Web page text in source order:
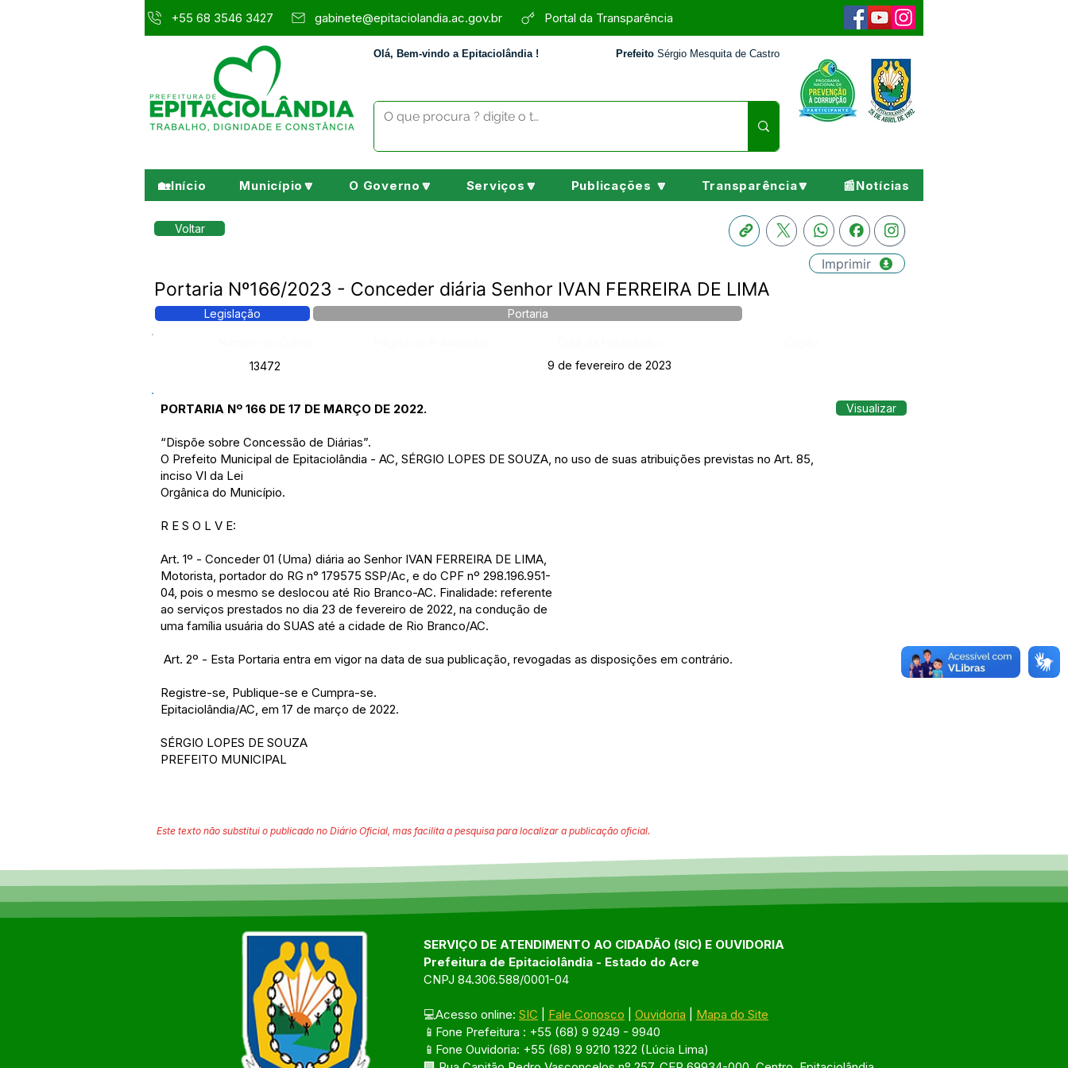
+55 68 3546 3427 gabinete@epitaciolandia.ac.gov.br Portal da Transparência
Olá, Bem-vindo a Epitaciolândia ! Prefeito Sérgio Mesquita de Castro
🏡Início Município🔽 O Governo🔽 Serviços🔽 Publicações 🔽 Transparência🔽 📰Notícias
Voltar
Imprimir
Portaria Nº166/2023 - Conceder diária Senhor IVAN FERREIRA DE LIMA
Legislação Portaria
13472
9 de fevereiro de 2023
PORTARIA Nº 166 DE 17 DE MARÇO DE 2022.
“Dispõe sobre Concessão de Diárias”.
O Prefeito Municipal de Epitaciolândia - AC, SÉRGIO LOPES DE SOUZA, no uso de suas atribuições previstas no Art. 85,
inciso VI da Lei
Orgânica do Município.
R E S O L V E:
Art. 1º - Conceder 01 (Uma) diária ao Senhor IVAN FERREIRA DE LIMA,
Motorista, portador do RG n° 179575 SSP/Ac, e do CPF nº 298.196.951-
04, pois o mesmo se deslocou até Rio Branco-AC. Finalidade: referente
ao serviços prestados no dia 23 de fevereiro de 2022, na condução de
uma família usuária do SUAS até a cidade de Rio Branco/AC.
Art. 2º - Esta Portaria entra em vigor na data de sua publicação, revogadas as disposições em contrário.
Registre-se, Publique-se e Cumpra-se.
Epitaciolândia/AC, em 17 de março de 2022.
SÉRGIO LOPES DE SOUZA
PREFEITO MUNICIPAL
Visualizar
Este texto não substitui o publicado no Diário Oficial, mas facilita a pesquisa para localizar a publicação oficial.
SERVIÇO DE ATENDIMENTO AO CIDADÃO (SIC) E OUVIDORIA
Prefeitura de Epitaciolândia - Estado do Acre
CNPJ 84.306.588/0001-04
💻Acesso online: SIC Fale Conosco Ouvidoria
Mapa do Site
📱Fone Prefeitura : +55 (68) 9 9249 - 9940
📱Fone Ouvidoria: +55 (68) 9 9210 1322 (Lúcia Lima)